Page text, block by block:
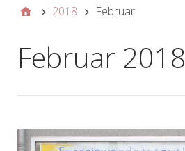
2018 Februar
Februar 2018